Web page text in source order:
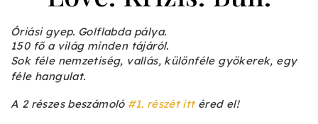
Óriási gyep. Golflabda pálya.
150 fő a világ minden tájáról.
Sok féle nemzetiség, vallás, különféle gyökerek, egy
féle hangulat.
A 2 részes beszámoló #1. részét ittéred el!